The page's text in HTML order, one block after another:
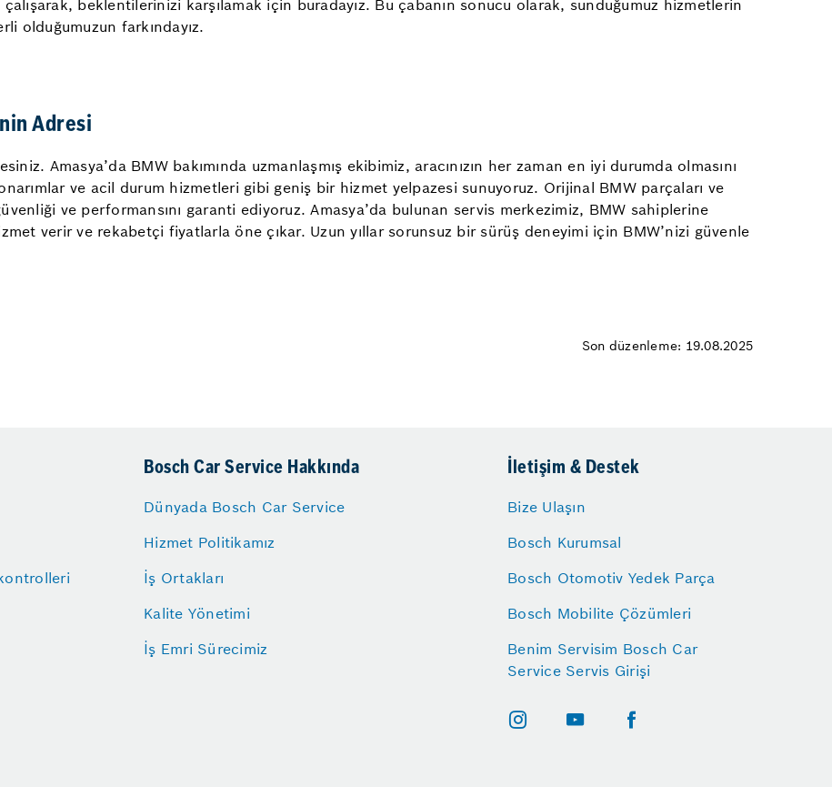
beklentilerinizi karşılamak için buradayız. Bu çabanın sonucu olarak, sunduğumuz hizmetlerin
olduğumuzun farkındayız.
Adresi
Amasya’da BMW bakımında uzmanlaşmış ekibimiz, aracınızın her zaman en iyi durumda olmasını
ve acil durum hizmetleri gibi geniş bir hizmet yelpazesi sunuyoruz. Orijinal BMW parçaları ve
ve performansını garanti ediyoruz. Amasya’da bulunan servis merkezimiz, BMW sahiplerine
verir ve rekabetçi fiyatlarla öne çıkar. Uzun yıllar sorunsuz bir sürüş deneyimi için BMW’nizi güvenle
Son düzenleme: 19.08.2025
Bosch Car Service Hakkında
Dünyada Bosch Car Service
Hizmet Politikamız
İş Ortakları
Kalite Yönetimi
İş Emri Sürecimiz
İletişim & Destek
Bize Ulaşın
Bosch Kurumsal
Bosch Otomotiv Yedek Parça
Bosch Mobilite Çözümleri
Benim Servisim Bosch Car
Service Servis Girişi